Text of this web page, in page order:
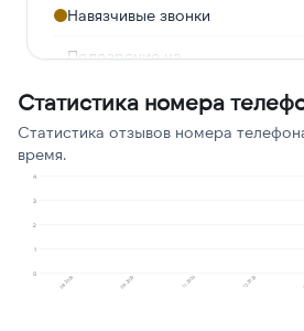
Навязчивые звонки
Подозрение на
Предлагают кредит
Статистика номера
Статистика отзывов номера
время.
0
1
2
3
4
08.2025 09.2025 11.2025 12.2025